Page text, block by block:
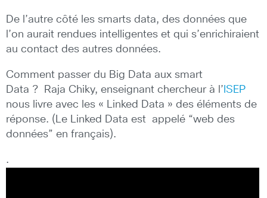
De l’autre côté les smarts data, des données que
l’on aurait rendues intelligentes et qui s’enrichiraient
au contact des autres données.
Comment passer du Big Data aux smart
Data ? Raja Chiky, enseignant chercheur à l’ ISEP
nous livre avec les « Linked Data » des éléments de
réponse. (Le Linked Data est appelé “web des
données” en français).
.